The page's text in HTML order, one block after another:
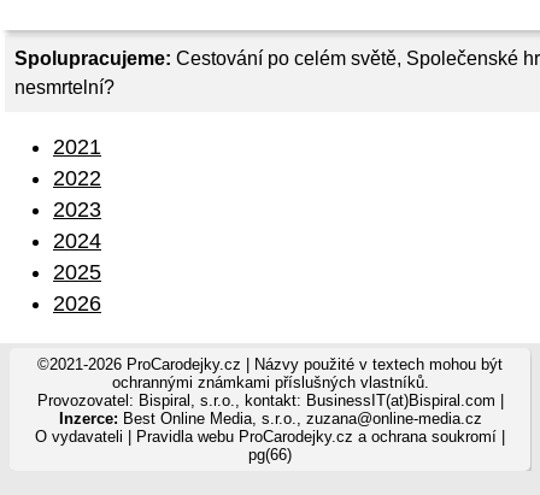
Spolupracujeme: Cestování po celém světě, Společenské
nesmrtelní?
2021
2022
2023
2024
2025
2026
©2021-2026 ProCarodejky.cz | Názvy použité v textech mohou být
ochrannými známkami příslušných vlastníků.
Provozovatel: Bispiral, s.r.o., kontakt: BusinessIT(at)Bispiral.com |
Inzerce: Best Online Media, s.r.o., zuzana@online-media.cz
O vydavateli
Pravidla webu ProCarodejky.cz a ochrana soukromí
pg(66)